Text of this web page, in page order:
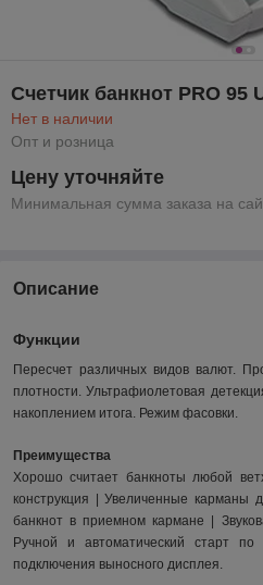
Счетчик банкнот PRO 95
Нет в наличии
Опт и розница
Цену уточняйте
Минимальная сумма заказа на
Описание
Функции
Пересчет различных видов валют.
плотности. Ультрафиолетовая
накоплением итога. Режим фасовки.
Преимущества
Хорошо считает банкноты любой
конструкция | Увеличенные карманы
банкнот в приемном кармане |
Ручной и автоматический старт
подключения выносного дисплея.